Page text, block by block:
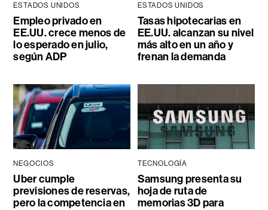
ESTADOS UNIDOS
Empleo privado en
EE.UU. crece menos de
lo esperado en julio,
según ADP
ESTADOS UNIDOS
Tasas hipotecarias en
EE.UU. alcanzan su nivel
más alto en un año y
frenan la demanda
NEGOCIOS
Uber cumple
previsiones de reservas,
pero la competencia en
TECNOLOGÍA
Samsung presenta su
hoja de ruta de
memorias 3D para